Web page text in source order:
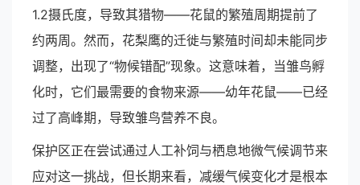
1.2摄氏度，导致其猎物——花鼠的繁殖周期提前了
约两周。然而，花梨鹰的迁徙与繁殖时间却未能同步
调整，出现了“物候错配”现象。这意味着，当雏鸟孵
化时，它们最需要的食物来源——幼年花鼠——已经
过了高峰期，导致雏鸟营养不良。
保护区正在尝试通过人工补饲与栖息地微气候调节来
应对这一挑战，但长期来看，减缓气候变化才是根本